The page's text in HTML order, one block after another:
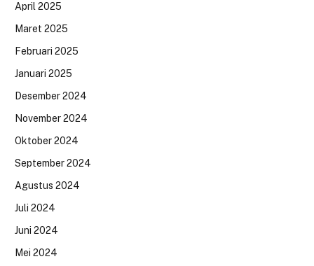
April 2025
Maret 2025
Februari 2025
Januari 2025
Desember 2024
November 2024
Oktober 2024
September 2024
Agustus 2024
Juli 2024
Juni 2024
Mei 2024